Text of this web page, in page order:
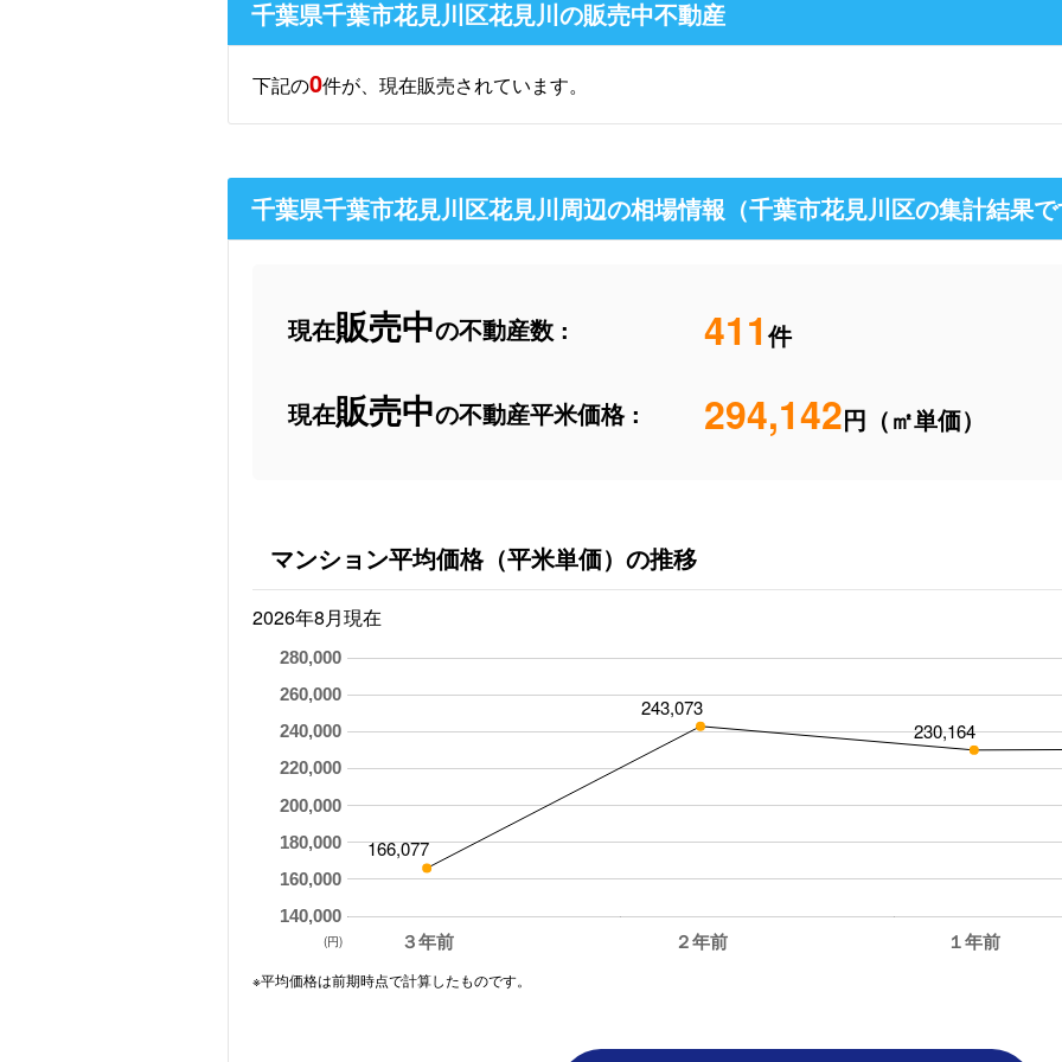
千葉県千葉市花見川区花見川の販売中不動産
下記の0件が、現在販売されています。
千葉県千葉市花見川区花見川周辺の相場情報（千葉市花見川区の集計結果
現在販売中の不動産数 : 411件
現在販売中の不動産平米価格 : 294,142円（㎡単価）
マンション平均価格（平米単価）の推移
2026年8月現在
３年前 ２年前 １年前
140,000
160,000
180,000
200,000
220,000
240,000
260,000
280,000
166,077
243,073
230,164
(円)
※平均価格は前期時点で計算したものです。